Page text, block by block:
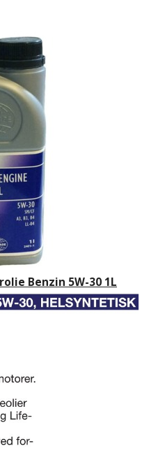
Benzin 5W-30 1L